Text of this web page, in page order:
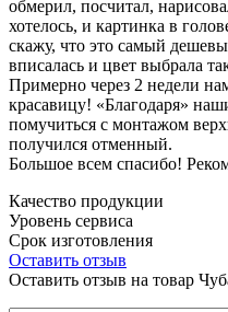
обмерил, посчитал,
хотелось, и картинка в
скажу, что это самый
вписалась и цвет выбрала
Примерно через 2 недели
красавицу! «Благодаря»
помучиться с монтажом
получился отменный.
Большое всем спасибо!
Качество продукции
Уровень сервиса
Срок изготовления
Оставить отзыв
Оставить отзыв на товар